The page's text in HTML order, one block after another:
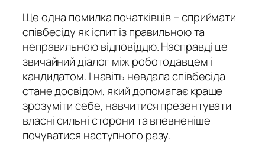
Ще одна помилка початківців – сприймати
співбесіду як іспит із правильною та
неправильною відповіддю. Насправді це
звичайний діалог між роботодавцем і
кандидатом. І навіть невдала співбесіда
стане досвідом, який допомагає краще
зрозуміти себе, навчитися презентувати
власні сильні сторони та впевненіше
почуватися наступного разу.